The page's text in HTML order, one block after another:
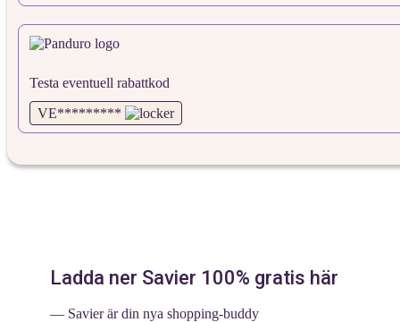
Testa eventuell rabattkod
VE*********
Ladda ner Savier 100% gratis här
— Savier är din nya shopping-buddy